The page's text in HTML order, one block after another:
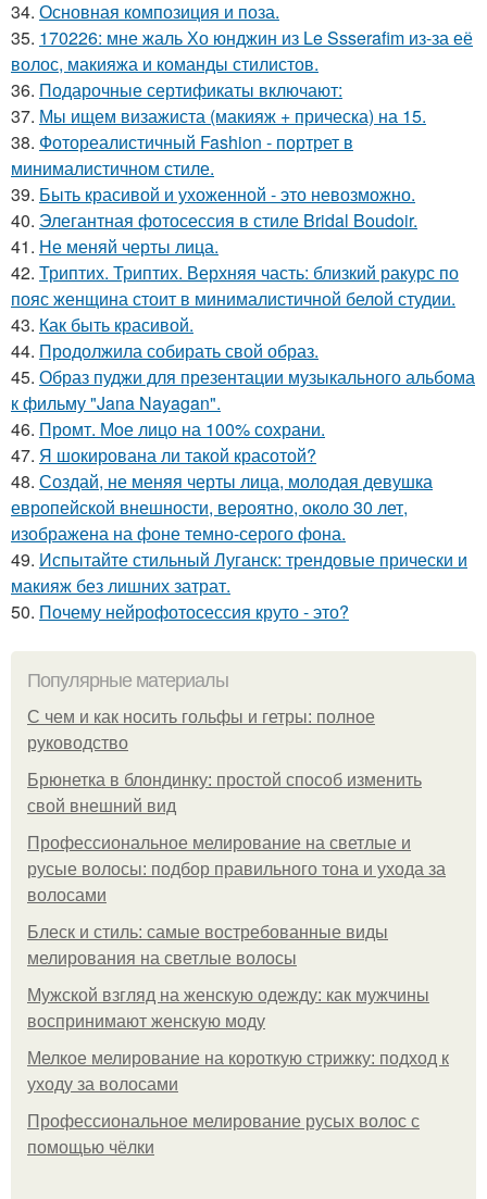
34. Основная композиция и поза.
35. 170226: мне жаль Хо юнджин из Le Ssserafim из-за её
волос, макияжа и команды стилистов.
36. Подарочные сертификаты включают:
37. Мы ищем визажиста (макияж + прическа) на 15.
38. Фотореалистичный Fashion - портрет в
минималистичном стиле.
39. Быть красивой и ухоженной - это невозможно.
40. Элегантная фотосессия в стиле Bridal Boudoir.
41. Не меняй черты лица.
42. Триптих. Триптих. Верхняя часть: близкий ракурс по
пояс женщина стоит в минималистичной белой студии.
43. Как быть красивой.
44. Продолжила собирать свой образ.
45. Образ пуджи для презентации музыкального альбома
к фильму "Jana Nayagan".
46. Промт. Мое лицо на 100% сохрани.
47. Я шокирована ли такой красотой?
48. Создай, не меняя черты лица, молодая девушка
европейской внешности, вероятно, около 30 лет,
изображена на фоне темно-серого фона.
49. Испытайте стильный Луганск: трендовые прически и
макияж без лишних затрат.
50. Почему нейрофотосессия круто - это?
Популярные материалы
С чем и как носить гольфы и гетры: полное
руководство
Брюнетка в блондинку: простой способ изменить
свой внешний вид
Профессиональное мелирование на светлые и
русые волосы: подбор правильного тона и ухода за
волосами
Блеск и стиль: самые востребованные виды
мелирования на светлые волосы
Мужской взгляд на женскую одежду: как мужчины
воспринимают женскую моду
Мелкое мелирование на короткую стрижку: подход к
уходу за волосами
Профессиональное мелирование русых волос с
помощью чёлки